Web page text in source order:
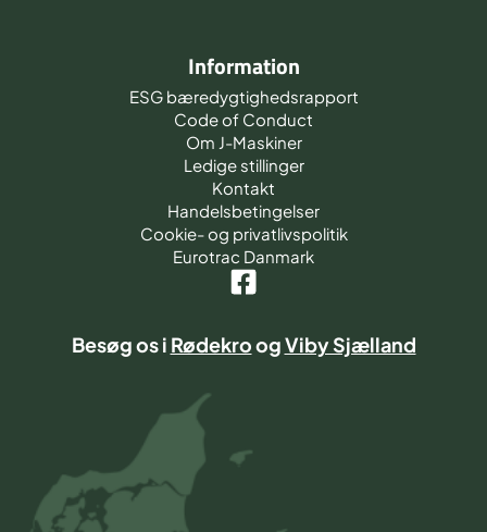
Information
ESG bæredygtighedsrapport
Code of Conduct
Om J-Maskiner
Ledige stillinger
Kontakt
Handelsbetingelser
Cookie- og privatlivspolitik
Eurotrac Danmark
Besøg os i RødekroogViby Sjælland